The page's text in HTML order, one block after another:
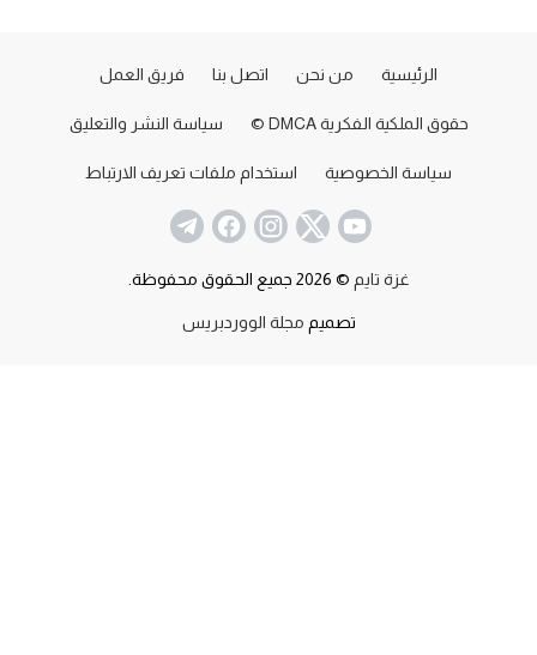
الرئيسية من نحن اتصل بنا فريق العمل
حقوق الملكية الفكرية DMCA © سياسة النشر والتعليق
سياسة الخصوصية استخدام ملفات تعريف الارتباط
غزة تايم © 2026 جميع الحقوق محفوظة.
تصميم مجلة الووردبريس